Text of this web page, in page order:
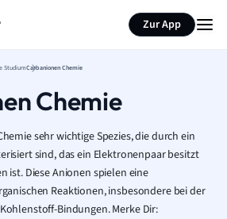
Zur App
StudiumCarbanionen Chemie
Chemie
sehr wichtige Spezies, die durch ein
sind, das ein Elektronenpaar besitzt
ist. Diese Anionen spielen eine
Reaktionen, insbesondere bei der
Bindungen. Merke Dir: